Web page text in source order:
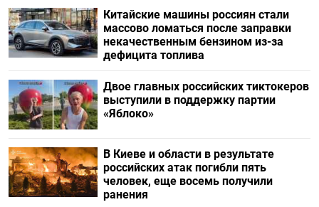
Китайские машины россиян стали
массово ломаться после заправки
некачественным бензином из-за
дефицита топлива
Двое главных российских тиктокеров
выступили в поддержку партии
«Яблоко»
В Киеве и области в результате
российских атак погибли пять
человек, еще восемь получили
ранения